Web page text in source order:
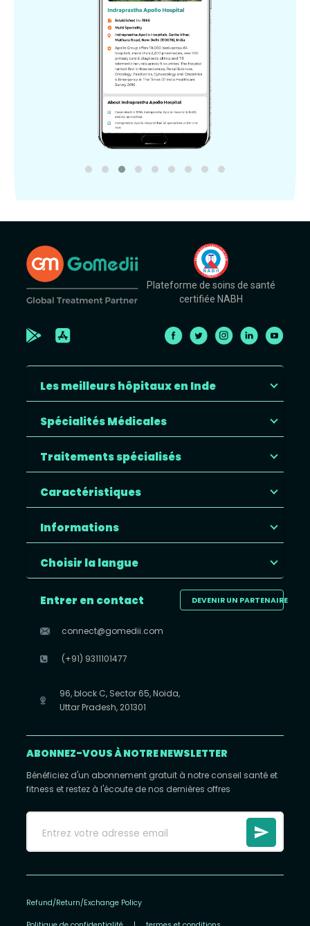
Plateforme de soins de santé
certifiée NABH
Les meilleurs hôpitaux en Inde
Spécialités Médicales
Traitements spécialisés
Caractéristiques
Informations
Choisir la langue
DEVENIR UN PARTENAIRE
Entrer en contact
connect@gomedii.com
(+91) 9311101477
96, block C, Sector 65, Noida,
Uttar Pradesh, 201301
ABONNEZ-VOUS À NOTRE NEWSLETTER
Bénéficiez d'un abonnement gratuit à notre conseil santé et
fitness et restez à l'écoute de nos dernières offres
Refund/Return/Exchange Policy